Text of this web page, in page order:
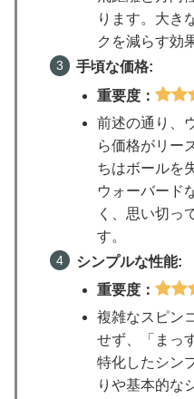
ります。大き
クを減らす効
手頃な価格:
重要度：
前述の通り、
ら価格がリー
ちはボールを
ウォーバード
く、思い切っ
す。
シンプルな性能:
重要度：
複雑なスピン
せず、「まっ
特化したシン
りや基本的な